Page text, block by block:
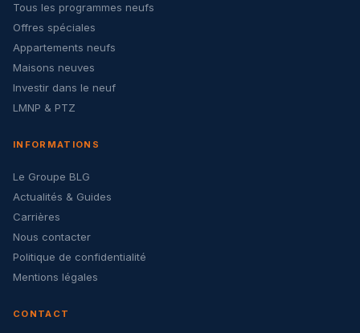
Tous les programmes neufs
Offres spéciales
Appartements neufs
Maisons neuves
Investir dans le neuf
LMNP & PTZ
INFORMATIONS
Le Groupe BLG
Actualités & Guides
Carrières
Nous contacter
Politique de confidentialité
Mentions légales
CONTACT